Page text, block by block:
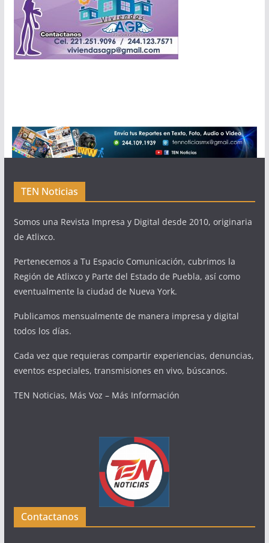
TEN Noticias
Somos una Revista Impresa y Digital desde 2010, originaria
de Atlixco.
Pertenecemos a Tu Espacio Comunicación, cubrimos la
Región de Atlixco y Parte del Estado de Puebla, así como
eventualmente la ciudad de Nueva York.
Publicamos mensualmente de manera impresa y digital
todos los días.
Cada vez que requieras compartir experiencias, denuncias,
eventos especiales, transmisiones en vivo, búscanos.
TEN Noticias, Más Voz – Más Información
Contactanos